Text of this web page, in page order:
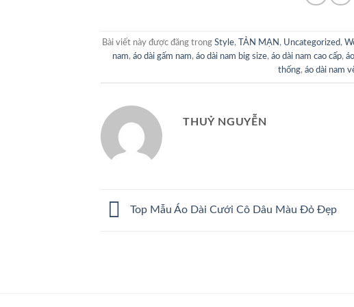
Bài viết này được đăng trongStyle, TẢN MẠN , Uncategorized,
nam, áo dài gấm nam, áo dài nam big size, áo dài nam cao cấp,
thống, áo dài nam
THUỶ NGUYỄN
Top Mẫu Áo Dài Cưới Cô Dâu Màu Đỏ Đẹp